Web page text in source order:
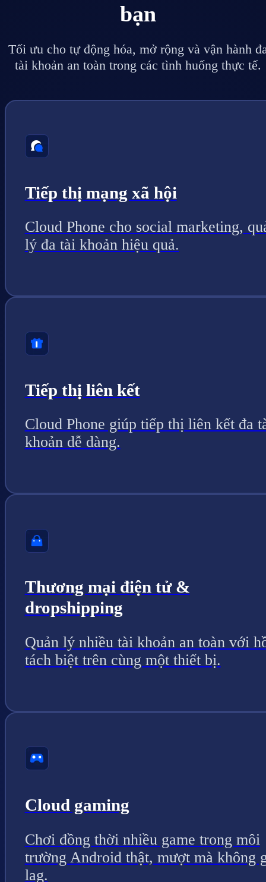
bạn
Tối ưu cho tự động hóa, mở rộng và vận hành
tài khoản an toàn trong các tình huống thực tế.
Tiếp thị mạng xã hội
Cloud Phone cho social marketing,
lý đa tài khoản hiệu quả.
Tiếp thị liên kết
Cloud Phone giúp tiếp thị liên kết đa
khoản dễ dàng.
Thương mại điện tử &
dropshipping
Quản lý nhiều tài khoản an toàn với
tách biệt trên cùng một thiết bị.
Cloud gaming
Chơi đồng thời nhiều game trong môi
trường Android thật, mượt mà không
lag.